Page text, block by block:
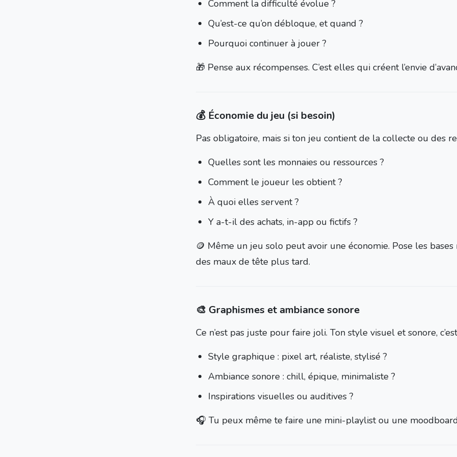
Comment la difficulté évolue ?
Qu’est-ce qu’on débloque, et quand ?
Pourquoi continuer à jouer ?
🎁 Pense aux récompenses. C’est elles qui créent l’envie
💰 Économie du jeu (si besoin)
Pas obligatoire, mais si ton jeu contient de la collecte ou des
Quelles sont les monnaies ou ressources ?
Comment le joueur les obtient ?
À quoi elles servent ?
Y a-t-il des achats, in-app ou fictifs ?
🪙 Même un jeu solo peut avoir une économie. Pose les bases
des maux de tête plus tard.
🎨 Graphismes et ambiance sonore
Ce n’est pas juste pour faire joli. Ton style visuel et sonore,
Style graphique : pixel art, réaliste, stylisé ?
Ambiance sonore : chill, épique, minimaliste ?
Inspirations visuelles ou auditives ?
🎧 Tu peux même te faire une mini-playlist ou une